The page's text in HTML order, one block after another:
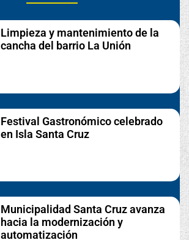
Limpieza y mantenimiento de la
cancha del barrio La Unión
Festival Gastronómico celebrado
en Isla Santa Cruz
Municipalidad Santa Cruz avanza
hacia la modernización y
automatización